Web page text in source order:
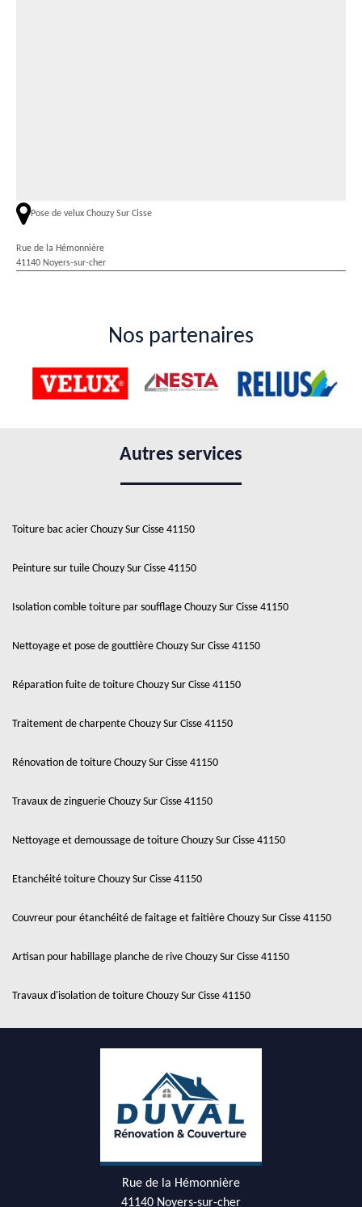
Pose de velux Chouzy Sur Cisse
Rue de la Hémonnière
41140 Noyers-sur-cher
Nos partenaires
Autres services
Toiture bac acier Chouzy Sur Cisse 41150
Peinture sur tuile Chouzy Sur Cisse 41150
Isolation comble toiture par soufflage Chouzy Sur Cisse 41150
Nettoyage et pose de gouttière Chouzy Sur Cisse 41150
Réparation fuite de toiture Chouzy Sur Cisse 41150
Traitement de charpente Chouzy Sur Cisse 41150
Rénovation de toiture Chouzy Sur Cisse 41150
Travaux de zinguerie Chouzy Sur Cisse 41150
Nettoyage et demoussage de toiture Chouzy Sur Cisse 41150
Etanchéité toiture Chouzy Sur Cisse 41150
Couvreur pour étanchéité de faitage et faitière Chouzy Sur Cisse 41150
Artisan pour habillage planche de rive Chouzy Sur Cisse 41150
Travaux d'isolation de toiture Chouzy Sur Cisse 41150
Rue de la Hémonnière
41140 Noyers-sur-cher